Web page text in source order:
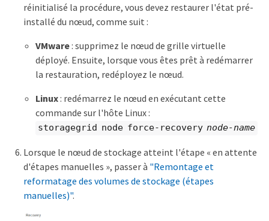
réinitialisé la procédure, vous devez restaurer l'état pré-
installé du nœud, comme suit :
VMware: supprimez le nœud de grille virtuelle
déployé. Ensuite, lorsque vous êtes prêt à redémarrer
la restauration, redéployez le nœud.
Linux: redémarrez le nœud en exécutant cette
commande sur l'hôte Linux :
storagegrid node force-recoverynode-name
Lorsque le nœud de stockage atteint l'étape « en attente
d'étapes manuelles », passer à "Remontage et
reformatage des volumes de stockage (étapes
manuelles)".